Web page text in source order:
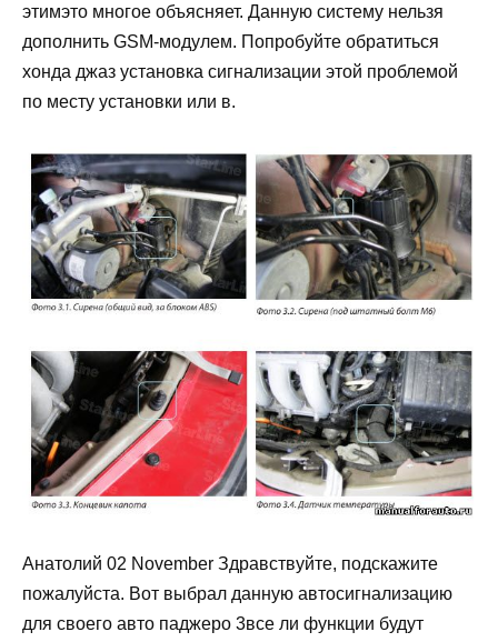
этимэто многое объясняет. Данную систему нельзя
дополнить GSM-модулем. Попробуйте обратиться
хонда джаз установка сигнализации этой проблемой
по месту установки или в.
Анатолий 02 November Здравствуйте, подскажите
пожалуйста. Вот выбрал данную автосигнализацию
для своего авто паджеро 3все ли функции будут